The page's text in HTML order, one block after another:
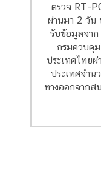
ตรวจ RT-
ผ่านมา 2 วัน
รับข้อมูลจา
กรมควบคุ
ประเทศไทย
ประเทศจำน
ทางออกจาก